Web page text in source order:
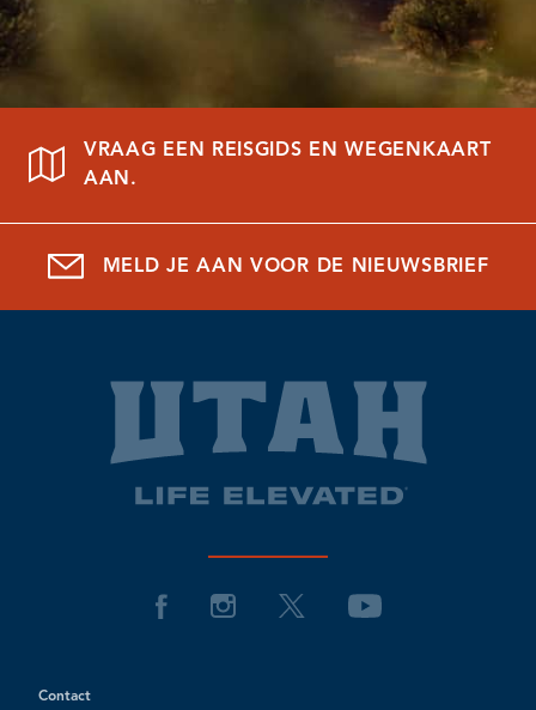
VRAAG EEN REISGIDS EN WEGENKAART
AAN.
MELD JE AAN VOOR DE NIEUWSBRIEF
Contact